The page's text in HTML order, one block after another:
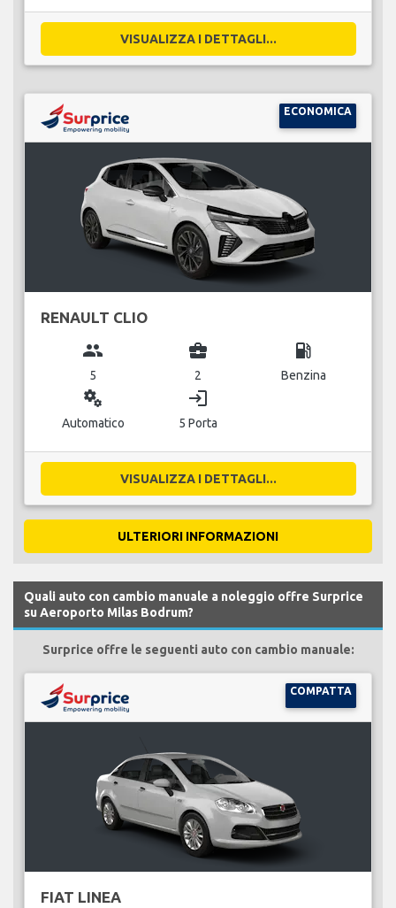
VISUALIZZA I DETTAGLI...
ECONOMICA
RENAULT CLIO
group
5
business_center
2
local_gas_station
Benzina
miscellaneous_services
Automatico
login
5 Porta
VISUALIZZA I DETTAGLI...
ULTERIORI INFORMAZIONI
Quali auto con cambio manuale a noleggio offre Surprice
su Aeroporto Milas Bodrum?
Surprice offre le seguenti auto con cambio manuale:
COMPATTA
FIAT LINEA